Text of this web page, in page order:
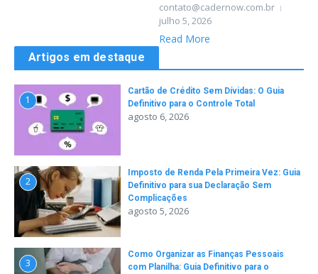
contato@cadernow.com.br
julho 5, 2026
Read More
Artigos em destaque
1
Cartão de Crédito Sem Dívidas: O Guia
Definitivo para o Controle Total
agosto 6, 2026
2
Imposto de Renda Pela Primeira Vez: Guia
Definitivo para sua Declaração Sem
Complicações
agosto 5, 2026
3
Como Organizar as Finanças Pessoais
com Planilha: Guia Definitivo para o